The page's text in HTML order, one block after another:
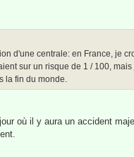
d'une centrale: en France, je
sur un risque de 1 / 100,
la fin du monde.
où il y aura un accident